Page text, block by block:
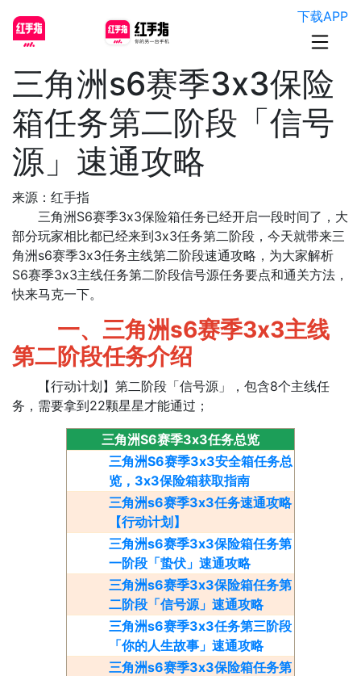
下载APP
三角洲s6赛季3x3保险
箱任务第二阶段「信号
源」速通攻略
来源：红手指
三角洲S6赛季3x3保险箱任务已经开启一段时间了，大
部分玩家相比都已经来到3x3任务第二阶段，今天就带来三
角洲s6赛季3x3任务主线第二阶段速通攻略，为大家解析
S6赛季3x3主线任务第二阶段信号源任务要点和通关方法，
快来马克一下。
一、三角洲s6赛季3x3主线
第二阶段任务介绍
【行动计划】第二阶段「信号源」，包含8个主线任
务，需要拿到22颗星星才能通过；
三角洲S6赛季3x3任务总览
三角洲S6赛季3x3安全箱任务总
览，3x3保险箱获取指南
三角洲s6赛季3x3任务速通攻略
【行动计划】
三角洲s6赛季3x3保险箱任务第
一阶段「蛰伏」速通攻略
三角洲s6赛季3x3保险箱任务第
二阶段「信号源」速通攻略
三角洲s6赛季3x3任务第三阶段
「你的人生故事」速通攻略
三角洲s6赛季3x3保险箱任务第